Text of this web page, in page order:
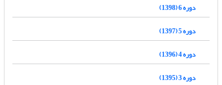
دوره 6 (1398)
دوره 5 (1397)
دوره 4 (1396)
دوره 3 (1395)